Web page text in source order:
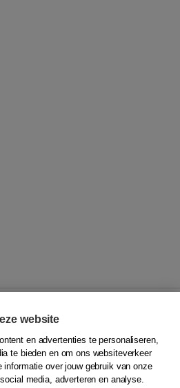
website
en advertenties te personaliseren,
te bieden en om ons websiteverkeer
over jouw gebruik van onze
media, adverteren en analyse.